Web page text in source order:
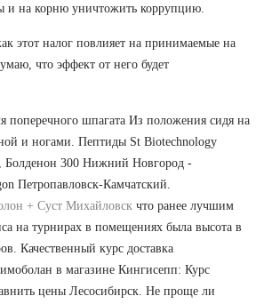
и на корню уничтожить коррупцию.
этот налог повлияет на принимаемые на
что эффект от него будет
поперечного шпагата Из положения сидя на
и ногами. Пептиды St Biotechnology
Болденон 300 Нижний Новгород -
Петропавловск-Камчатский.
+ Суст Михайловск что ранее лучшим
на турнирах в помещениях была высота в
Качественный курс доставка
в магазине Кингисепп: Курс
цены Лесосибирск. Не проще ли